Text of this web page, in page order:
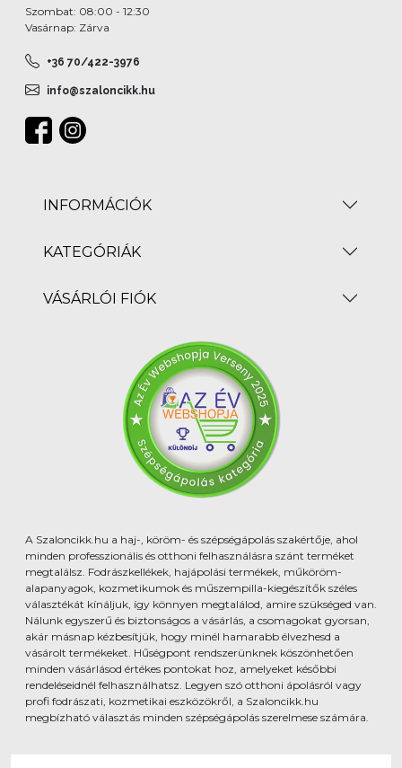
Szombat: 08:00 - 12:30
Vasárnap: Zárva
+36 70/422-3976
info@szaloncikk.hu
INFORMÁCIÓK
KATEGÓRIÁK
VÁSÁRLÓI FIÓK
A Szaloncikk.hu a haj-, köröm- és szépségápolás szakértője, ahol
minden professzionális és otthoni felhasználásra szánt terméket
megtalálsz. Fodrászkellékek, hajápolási termékek, műköröm-
alapanyagok, kozmetikumok és műszempilla-kiegészítők széles
választékát kínáljuk, így könnyen megtalálod, amire szükséged van.
Nálunk egyszerű és biztonságos a vásárlás, a csomagokat gyorsan,
akár másnap kézbesítjük, hogy minél hamarabb élvezhesd a
vásárolt termékeket. Hűségpont rendszerünknek köszönhetően
minden vásárlásod értékes pontokat hoz, amelyeket későbbi
rendeléseidnél felhasználhatsz. Legyen szó otthoni ápolásról vagy
profi fodrászati, kozmetikai eszközökről, a Szaloncikk.hu
megbízható választás minden szépségápolás szerelmese számára.